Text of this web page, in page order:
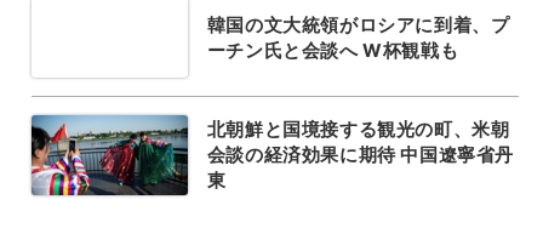
韓国の文大統領がロシアに到着、プ
ーチン氏と会談へ W杯観戦も
北朝鮮と国境接する観光の町、米朝
会談の経済効果に期待 中国遼寧省丹
東